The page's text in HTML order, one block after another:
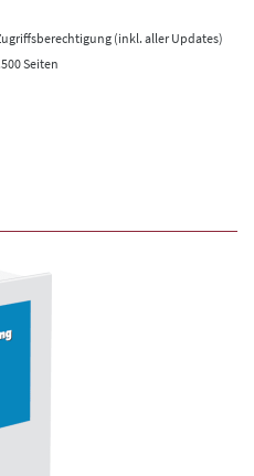
(inkl. aller Updates)
Seiten